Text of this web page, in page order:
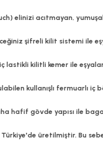
elinizi acıtmayan,
şifreli kilit sistemi ile
lastikli kilitli kemer ile
kullanışlı fermuarlı iç
hafif gövde yapısı ile
üretilmiştir. Bu